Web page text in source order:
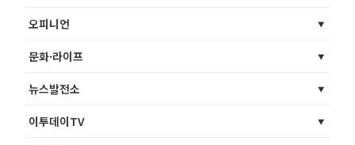
오피니언
문화·라이프
뉴스발전소
이투데이TV